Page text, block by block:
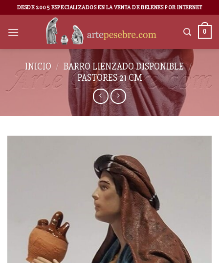
DESDE 2005 ESPECIALIZADOS EN LA VENTA DE BELENES POR INTERNET
0
INICIO / BARRO LIENZADO DISPONIBLE /
PASTORES 21 CM